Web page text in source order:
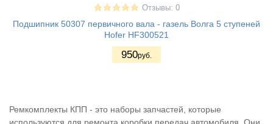
Отзывы: 0
Подшипник 50307 первичного вала - газель Волга 5 ступеней
Hofer HF300521
950руб.
Ремкомплекты КПП - это наборы запчастей, которые